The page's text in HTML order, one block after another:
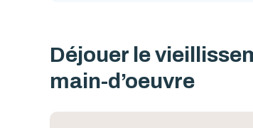
Déjouer le
main-d’oeuvre